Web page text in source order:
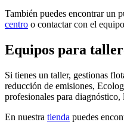
También puedes encontrar un
centro o contactar con el
Equipos para
Si tienes un taller, gestionas
reducción de emisiones,
profesionales para
En nuestra tienda puedes